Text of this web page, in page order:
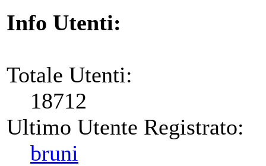
Info Utenti:
Totale Utenti:
18712
Ultimo Utente Registrato:
bruni